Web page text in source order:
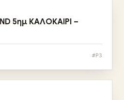
5ημ ΚΑΛΟΚΑΙΡΙ –
#P3
03